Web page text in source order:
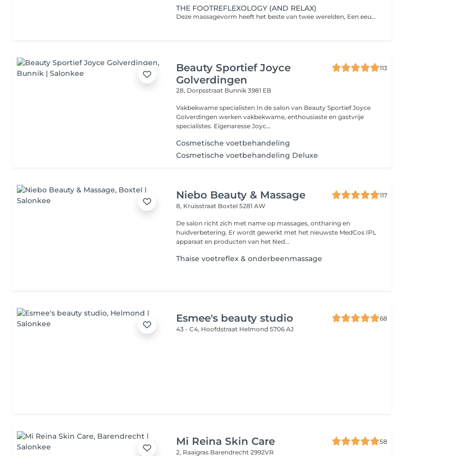
THE FOOTREFLEXOLOGY (AND RELAX)
Deze massagevorm heeft het beste van twee werelden, Een eeuwenoude wijsheid van het verre oosten gecombineerd met moderne westerse inzichten. De voeten weerspiegelen het lichaam en door middel van het beïnvloeden van de reflexpunten op de voeten wordt de desbetreffende orgaan/spier positief beïnvloed. Als resultaat van een goede voetreflexmassage kan je je in eerste instantie vermoeid gaan voelen. Het effect is dat het lichaam de 'spanning' gaat verwerken en vanzelf energieker en vitaler gaat voelen. Het zelfreinigend vermogen van het lichaam wordt positief beïnvloedt.
Beauty Sportief Joyce
Golverdingen
113
28, Dorpsstraat Bunnik 3981 EB
Vakbekwame specialisten In de salon van Beauty Sportief Joyce
Golverdingen werken vakbekwame, enthousiaste en gastvrije
specialistes. Eigenaresse Joyc...
Cosmetische voetbehandeling
Cosmetische voetbehandeling Deluxe
Niebo Beauty & Massage
117
8, Kruisstraat Boxtel 5281 AW
De salon richt zich met name op massages, ontharing en
huidverbetering. Er wordt gewerkt met het nieuwste MedCos IPL
apparaat en producten van het Ned...
Thaise voetreflex & onderbeenmassage
Esmee's beauty studio
68
43 - C4, Hoofdstraat Helmond 5706 AJ
Mi Reina Skin Care
58
2, Raaigras Barendrecht 2992VR